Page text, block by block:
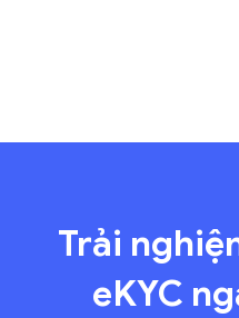
Trải
eKYC